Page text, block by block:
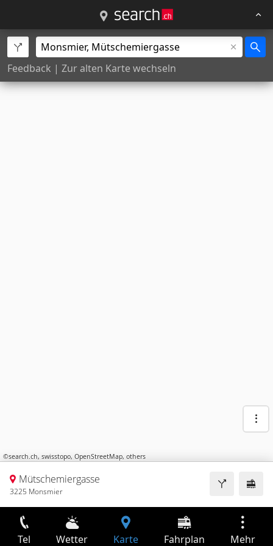
Feedback | Zur alten Karte wechseln
©search.ch, swisstopo, OpenStreetMap, others
Mütschemiergasse
3225 Monsmier
Tel Wetter Karte Fahrplan Mehr